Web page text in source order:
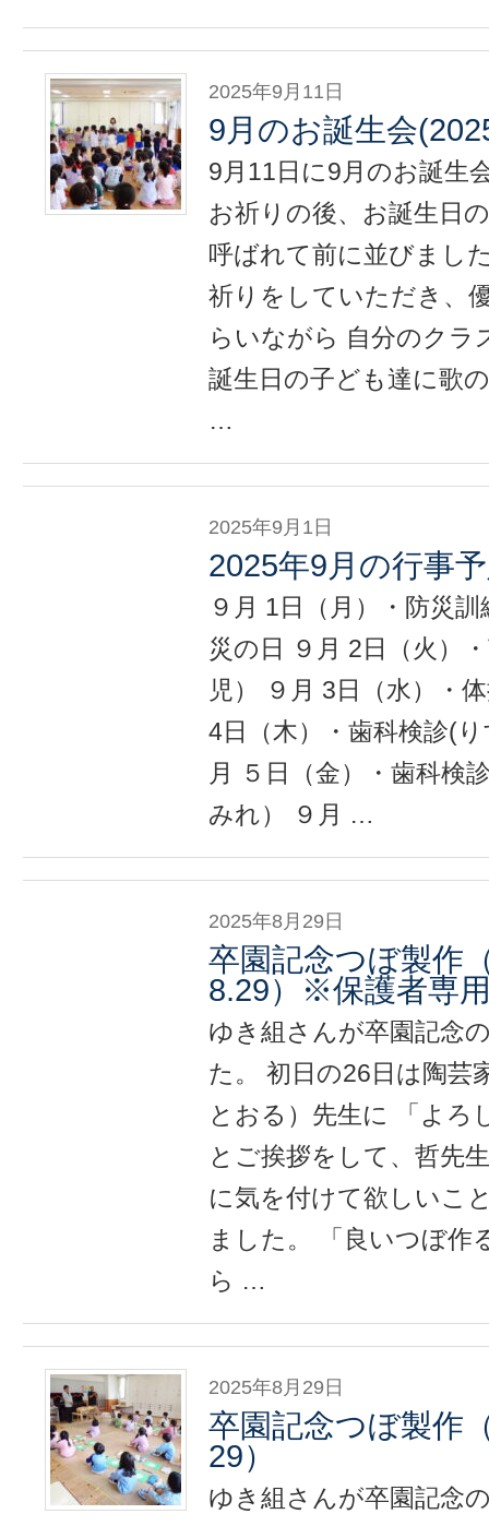
2025年9月11日
9月のお誕生会
9月11日に9月のお誕生
お祈りの後、お誕生日
呼ばれて前に並びまし
祈りをしていただき、
らいながら 自分のクラ
誕生日の子ども達に歌
…
2025年9月1日
2025年9月の行事
９月 1日（月）・防災
災の日 ９月 2日（火）
児） ９月 3日（水）・
4日（木）・歯科検診(
月 ５日（金）・歯科検
みれ） ９月 …
2025年8月29日
卒園記念つぼ製作
8.29）※保護者専
ゆき組さんが卒園記念
た。 初日の26日は陶芸
とおる）先生に 「よろ
とご挨拶をして、哲先
に気を付けて欲しいこ
ました。 「良いつぼ作
ら …
2025年8月29日
卒園記念つぼ製作
29）
ゆき組さんが卒園記念